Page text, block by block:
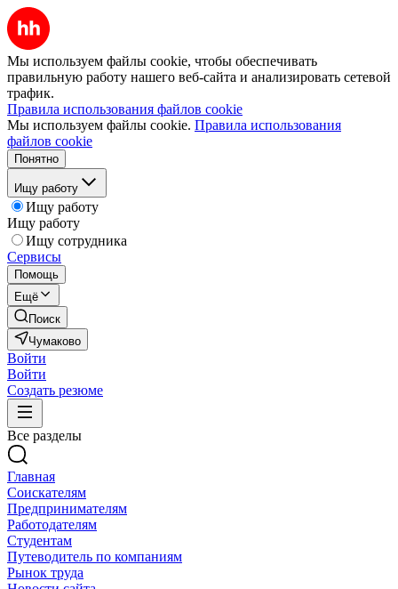
Мы используем файлы cookie, чтобы обеспечивать
правильную работу нашего веб-сайта и анализировать сетевой
трафик.
Правила использования файлов cookie
Мы используем файлы cookie. Правила использования
файлов cookie
Понятно
Ищу работу
Ищу работу
Ищу работу
Ищу сотрудника
Сервисы
Помощь
Ещё
Поиск
Чумаково
Войти
Войти
Создать резюме
Все разделы
Главная
Соискателям
Предпринимателям
Работодателям
Студентам
Путеводитель по компаниям
Рынок труда